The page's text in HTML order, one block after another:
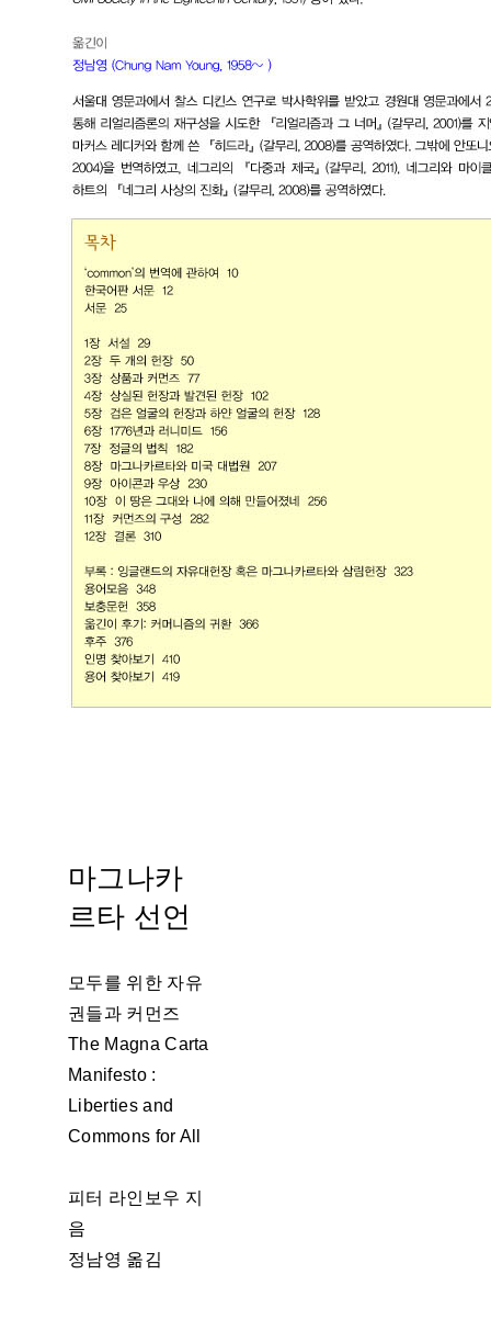
마그나카
르타 선언
모두를 위한 자유
권들과 커먼즈
The Magna Carta
Manifesto :
Liberties and
Commons for All
피터 라인보우 지
음
정남영 옮김